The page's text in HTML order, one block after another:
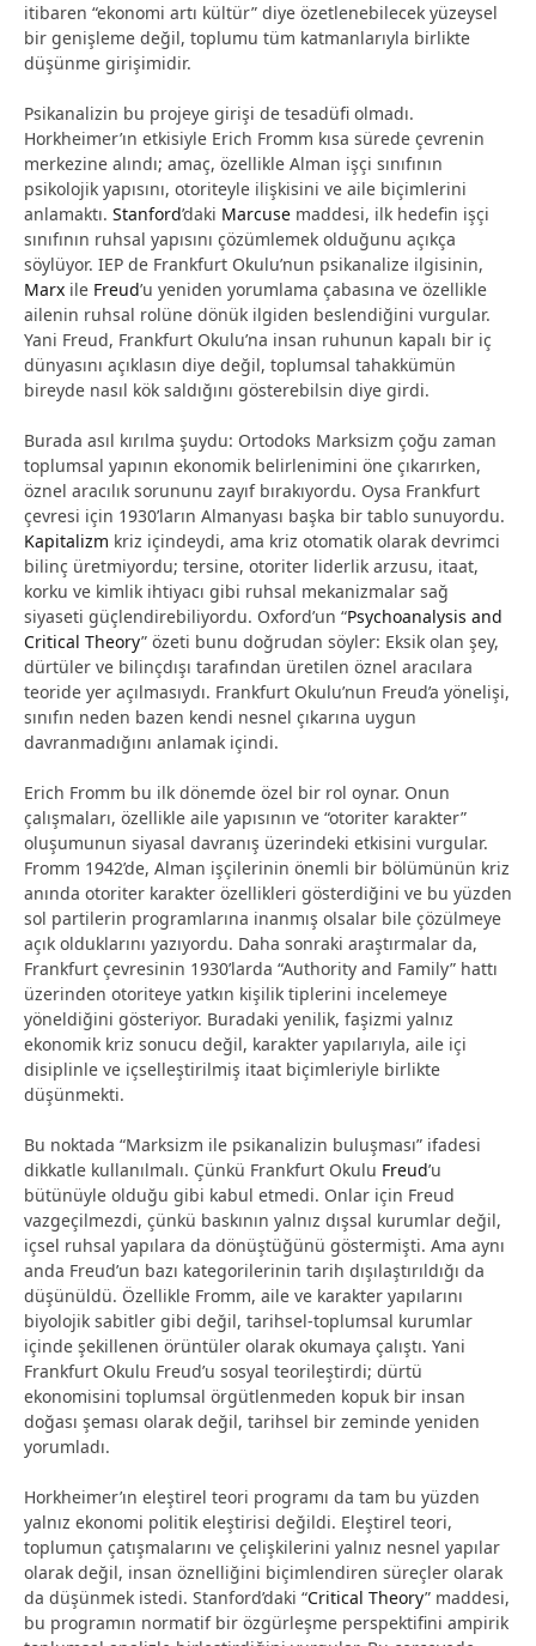
itibaren “ekonomi artı kültür” diye özetlenebilecek yüzeysel
bir genişleme değil, toplumu tüm katmanlarıyla birlikte
düşünme girişimidir.
Psikanalizin bu projeye girişi de tesadüfi olmadı.
Horkheimer’ın etkisiyle Erich Fromm kısa sürede çevrenin
merkezine alındı; amaç, özellikle Alman işçi sınıfının
psikolojik yapısını, otoriteyle ilişkisini ve aile biçimlerini
anlamaktı. Stanford’daki Marcuse maddesi, ilk hedefin işçi
sınıfının ruhsal yapısını çözümlemek olduğunu açıkça
söylüyor. IEP de Frankfurt Okulu’nun psikanalize ilgisinin,
Marx ile Freud’u yeniden yorumlama çabasına ve özellikle
ailenin ruhsal rolüne dönük ilgiden beslendiğini vurgular.
Yani Freud, Frankfurt Okulu’na insan ruhunun kapalı bir iç
dünyasını açıklasın diye değil, toplumsal tahakkümün
bireyde nasıl kök saldığını gösterebilsin diye girdi.
Burada asıl kırılma şuydu: Ortodoks Marksizm çoğu zaman
toplumsal yapının ekonomik belirlenimini öne çıkarırken,
öznel aracılık sorununu zayıf bırakıyordu. Oysa Frankfurt
çevresi için 1930’ların Almanyası başka bir tablo sunuyordu.
Kapitalizm kriz içindeydi, ama kriz otomatik olarak devrimci
bilinç üretmiyordu; tersine, otoriter liderlik arzusu, itaat,
korku ve kimlik ihtiyacı gibi ruhsal mekanizmalar sağ
siyaseti güçlendirebiliyordu. Oxford’un “Psychoanalysis and
Critical Theory” özeti bunu doğrudan söyler: Eksik olan şey,
dürtüler ve bilinçdışı tarafından üretilen öznel aracılara
teoride yer açılmasıydı. Frankfurt Okulu’nun Freud’a yönelişi,
sınıfın neden bazen kendi nesnel çıkarına uygun
davranmadığını anlamak içindi.
Erich Fromm bu ilk dönemde özel bir rol oynar. Onun
çalışmaları, özellikle aile yapısının ve “otoriter karakter”
oluşumunun siyasal davranış üzerindeki etkisini vurgular.
Fromm 1942’de, Alman işçilerinin önemli bir bölümünün kriz
anında otoriter karakter özellikleri gösterdiğini ve bu yüzden
sol partilerin programlarına inanmış olsalar bile çözülmeye
açık olduklarını yazıyordu. Daha sonraki araştırmalar da,
Frankfurt çevresinin 1930’larda “Authority and Family” hattı
üzerinden otoriteye yatkın kişilik tiplerini incelemeye
yöneldiğini gösteriyor. Buradaki yenilik, faşizmi yalnız
ekonomik kriz sonucu değil, karakter yapılarıyla, aile içi
disiplinle ve içselleştirilmiş itaat biçimleriyle birlikte
düşünmekti.
Bu noktada “Marksizm ile psikanalizin buluşması” ifadesi
dikkatle kullanılmalı. Çünkü Frankfurt Okulu Freud’u
bütünüyle olduğu gibi kabul etmedi. Onlar için Freud
vazgeçilmezdi, çünkü baskının yalnız dışsal kurumlar değil,
içsel ruhsal yapılara da dönüştüğünü göstermişti. Ama aynı
anda Freud’un bazı kategorilerinin tarih dışılaştırıldığı da
düşünüldü. Özellikle Fromm, aile ve karakter yapılarını
biyolojik sabitler gibi değil, tarihsel-toplumsal kurumlar
içinde şekillenen örüntüler olarak okumaya çalıştı. Yani
Frankfurt Okulu Freud’u sosyal teorileştirdi; dürtü
ekonomisini toplumsal örgütlenmeden kopuk bir insan
doğası şeması olarak değil, tarihsel bir zeminde yeniden
yorumladı.
Horkheimer’ın eleştirel teori programı da tam bu yüzden
yalnız ekonomi politik eleştirisi değildi. Eleştirel teori,
toplumun çatışmalarını ve çelişkilerini yalnız nesnel yapılar
olarak değil, insan öznelliğini biçimlendiren süreçler olarak
da düşünmek istedi. Stanford’daki “Critical Theory” maddesi,
bu programın normatif bir özgürleşme perspektifini ampirik